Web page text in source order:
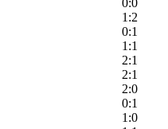
0:0
1:2
0:1
1:1
2:1
2:1
2:0
0:1
1:0